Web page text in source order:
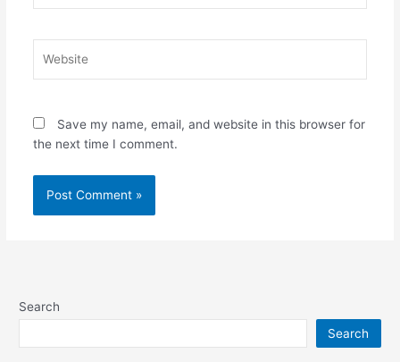
Save my name, email, and website in this browser for
the next time I comment.
Search
Search